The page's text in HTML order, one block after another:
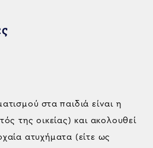
στα παιδιά είναι η
της οικείας) και ακολουθεί
ατυχήματα (είτε ως